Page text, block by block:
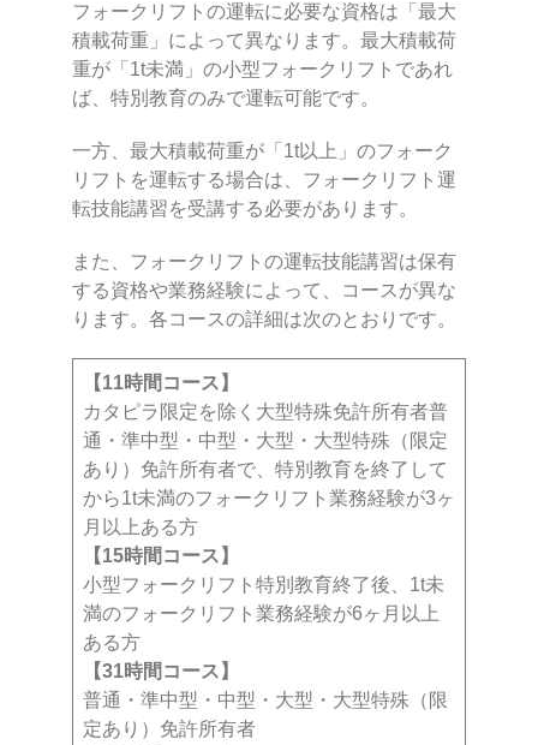
フォークリフトの運転に必要な資格は「最大
積載荷重」によって異なります。最大積載荷
重が「1t未満」の小型フォークリフトであれ
ば、特別教育のみで運転可能です。
一方、最大積載荷重が「1t以上」のフォーク
リフトを運転する場合は、フォークリフト運
転技能講習を受講する必要があります。
また、フォークリフトの運転技能講習は保有
する資格や業務経験によって、コースが異な
ります。各コースの詳細は次のとおりです。
【11時間コース】
カタピラ限定を除く大型特殊免許所有者普
通・準中型・中型・大型・大型特殊（限定
あり）免許所有者で、特別教育を終了して
から1t未満のフォークリフト業務経験が3ヶ
月以上ある方
【15時間コース】
小型フォークリフト特別教育終了後、1t未
満のフォークリフト業務経験が6ヶ月以上
ある方
【31時間コース】
普通・準中型・中型・大型・大型特殊（限
定あり）免許所有者